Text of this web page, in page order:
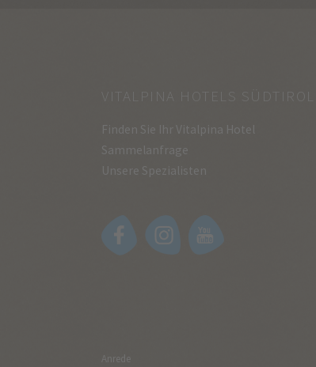
VITALPINA HOTELS SÜDTIROL
Finden Sie Ihr Vitalpina Hotel
Sammelanfrage
Unsere Spezialisten
Anrede